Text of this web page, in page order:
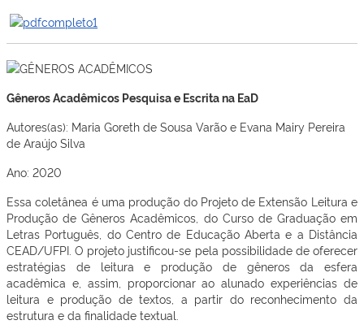
Gêneros Acadêmicos Pesquisa e Escrita na EaD
Autores(as): Maria Goreth de Sousa Varão e Evana Mairy Pereira
de Araújo Silva
Ano: 2020
Essa coletânea é uma produção do Projeto de Extensão Leitura e
Produção de Gêneros Acadêmicos, do Curso de Graduação em
Letras Português, do Centro de Educação Aberta e a Distância
CEAD/UFPI. O projeto justificou-se pela possibilidade de oferecer
estratégias de leitura e produção de gêneros da esfera
acadêmica e, assim, proporcionar ao alunado experiências de
leitura e produção de textos, a partir do reconhecimento da
estrutura e da finalidade textual.